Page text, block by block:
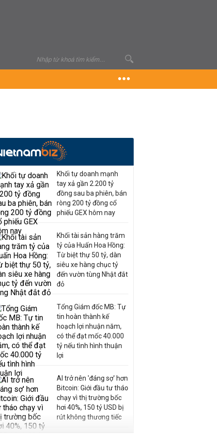
Khối tự doanh mạnh
tay xả gần 2.200 tỷ
đồng sau ba phiên, bán
ròng 200 tỷ đồng cổ
phiếu GEX hôm nay
Khối tài sản hàng trăm
tỷ của Huấn Hoa Hồng:
Từ biệt thự 50 tỷ, dàn
siêu xe hàng chục tỷ
đến vườn tùng Nhật đắt
đỏ
Tổng Giám đốc MB: Tự
tin hoàn thành kế
hoạch lợi nhuận năm,
có thể đạt mốc 40.000
tỷ nếu tình hình thuận
lợi
AI trở nên 'đáng sợ' hơn
Bitcoin: Giới đầu tư tháo
chạy vì thị trường bốc
hơi 40%, 150 tỷ USD bị
rút không thương tiếc